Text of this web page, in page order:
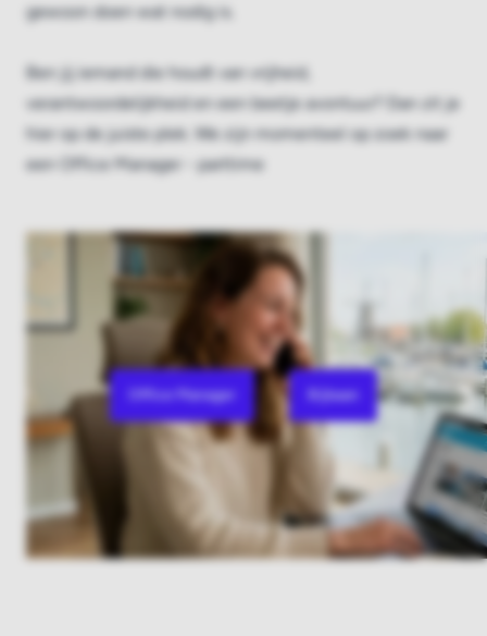
gewoon doen wat nodig is.
Ben jij iemand die houdt van vrijheid,
verantwoordelijkheid en een beetje avontuur? Dan zit je
hier op de juiste plek. We zijn momenteel op zoek naar
een
Office Manager - parttime
Office Manager Bijbaan